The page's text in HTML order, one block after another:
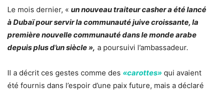
Le mois dernier, « un nouveau traiteur casher a été lancé
à Dubaï pour servir la communauté juive croissante, la
première nouvelle communauté dans le monde arabe
depuis plus d’un siècle », a poursuivi l’ambassadeur.
Il a décrit ces gestes comme des «carottes» qui avaient
été fournis dans l’espoir d’une paix future, mais a déclaré